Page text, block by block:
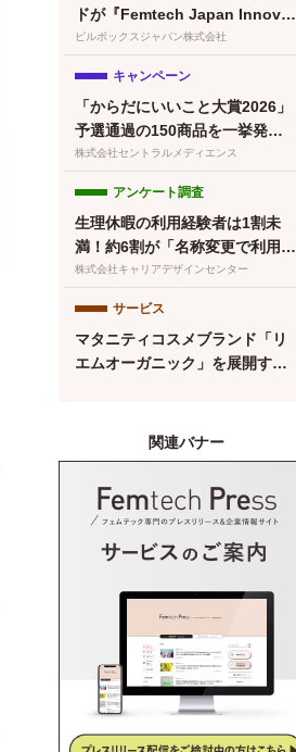
ドが『Femtech Japan Innovat
ion Pitch 2026』最終ノミネー
ピルボックスジャパン株式会社
キャンペーン
「からだにいいこと大賞2026」
予選通過の150商品を一挙発
表！本日より特設サイトもオー
株式会社セントラルメディエンス
アンケート調査
生理休暇の利用経験者は1割未
満！約6割が「名称変更で利用し
やすくなる」と回答／『女の転
ト【第134回】
株式会社キャリアデザインセンター
サービス
マタニティコスメブランド「リ
エムオーガニック」を展開する
関連バナー